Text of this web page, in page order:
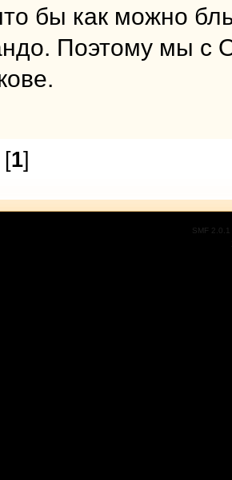
бы как можно
Поэтому мы с
[1]
SMF 2.0.1